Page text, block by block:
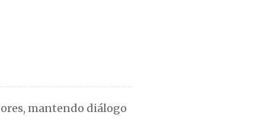
mantendo diálogo